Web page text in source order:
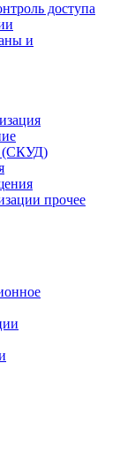
доступа
и
(СКУД)
прочее